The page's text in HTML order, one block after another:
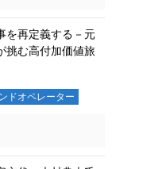
を再定義する－元
挑む高付加価値旅
ドオペレーター